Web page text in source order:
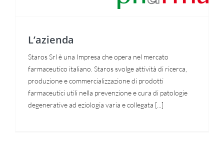
L’azienda
Staros Srl è una Impresa che opera nel mercato
farmaceutico italiano. Staros svolge attività di ricerca,
produzione e commercializzazione di prodotti
farmaceutici utili nella prevenzione e cura di patologie
degenerative ad eziologia varia e collegata [...]